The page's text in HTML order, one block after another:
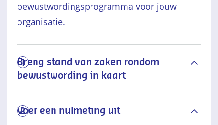
bewustwordingsprogramma voor jouw
organisatie.
1
Breng stand van zaken rondom
bewustwording in kaart
2
Voer een nulmeting uit